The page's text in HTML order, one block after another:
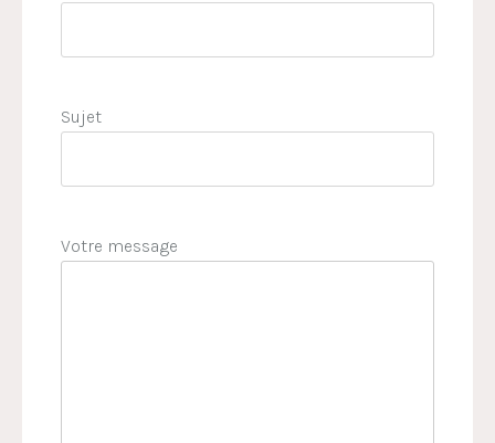
Sujet
Votre message